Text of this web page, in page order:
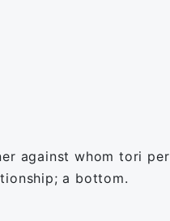
against whom tori
a bottom.